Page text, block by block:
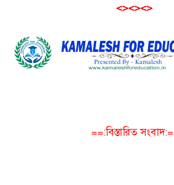
<><><>
==:বিস্তারিত